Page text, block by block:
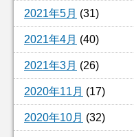
2021年5月 (31)
2021年4月 (40)
2021年3月 (26)
2020年11月 (17)
2020年10月 (32)